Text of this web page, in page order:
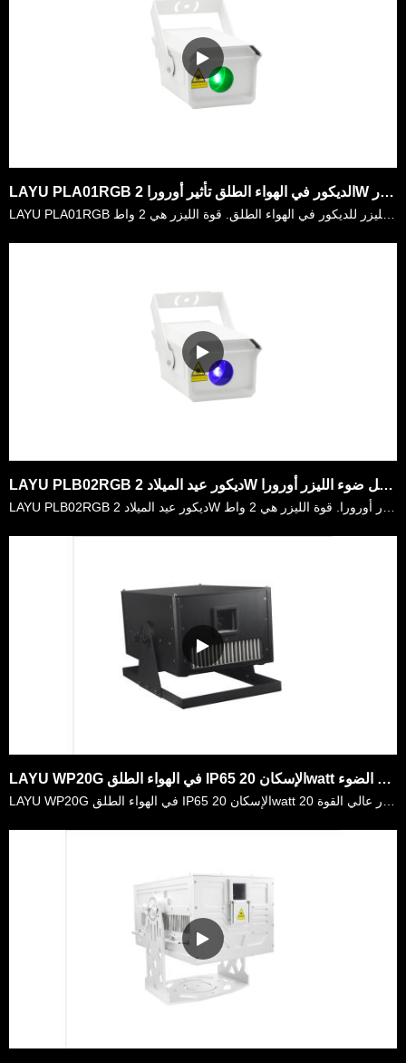
LAYU PLA01RGB الديكور في الهواء الطلق تأثير أورورا 2W ضوء الليزر
LAYU PLB02RGB ديكور عيد الميلاد 2W لون كامل ضوء الليزر أورورا
LAYU PLB02RGB ديكور عيد الميلاد 2W لون كامل ضوء الليزر أورورا. قوة الليزر هي 2 واط RGB ، مشرقة جدا للديكور الداخلي والخارجي. لسكنها IP65 ، يتم تثبيتها على نطاق واسع في ديكور حديقة الترفيه في الهواء ال……
LAYU WP20G في الهواء الطلق IP65 الإسكان 20watt الليزر الأخضر المتنزه جولة الليزر عرض الضوء